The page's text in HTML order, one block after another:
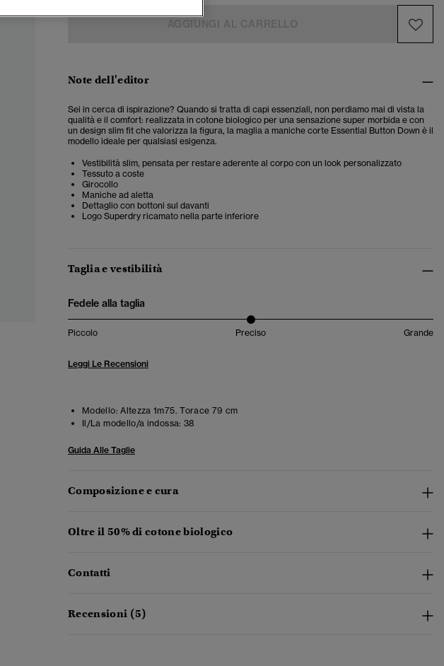
AGGIUNGI AL CARRELLO
Note dell'editor
Sei in cerca di ispirazione? Quando si tratta di capi essenziali, non perdiamo mai di vista la
qualità e il comfort: realizzata in cotone biologico per una sensazione super morbida e con
un design slim fit che valorizza la figura, la maglia a maniche corte Essential Button Down è il
modello ideale per qualsiasi esigenza.
Vestibilità slim, pensata per restare aderente al corpo con un look personalizzato
Tessuto a coste
Girocollo
Maniche ad aletta
Dettaglio con bottoni sul davanti
Logo Superdry ricamato nella parte inferiore
Taglia e vestibilità
Fedele alla taglia
Piccolo Preciso Grande
Leggi Le Recensioni
Modello: Altezza 1m75. Torace 79 cm
Il/La modello/a indossa: 38
Guida Alle Taglie
Composizione e cura
Oltre il 50% di cotone biologico
Contatti
Recensioni (5)